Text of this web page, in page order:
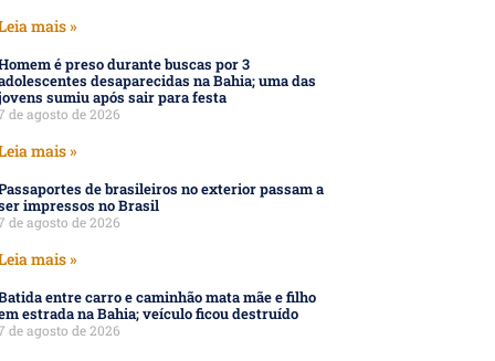
mais »
é preso durante buscas por 3
desaparecidas na Bahia; uma das
sumiu após sair para festa
de agosto de 2026
mais »
de brasileiros no exterior passam a
impressos no Brasil
de agosto de 2026
mais »
entre carro e caminhão mata mãe e filho
estrada na Bahia; veículo ficou destruído
de agosto de 2026